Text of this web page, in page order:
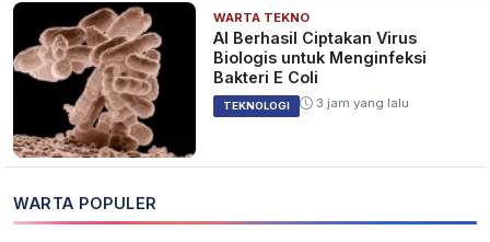
WARTA TEKNO
AI Berhasil Ciptakan Virus
Biologis untuk Menginfeksi
Bakteri E Coli
TEKNOLOGI 3 jam yang lalu
WARTA POPULER